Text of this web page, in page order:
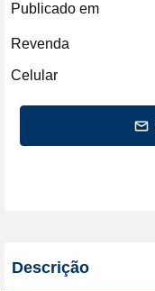
Publicado em
Revenda
Celular
Descrição